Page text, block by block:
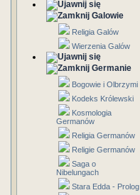
Galowie
Religia Galów
Wierzenia Galów
Germanie
Bogowie i Olbrzymi
Kodeks Królewski
Kosmologia
Germanów
Religia Germanów
Religie Germanów
Saga o
Nibelungach
Stara Edda - Prolog